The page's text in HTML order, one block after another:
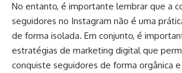
No entanto, é importante lembrar que a
seguidores no Instagram não é uma
de forma isolada. Em conjunto, é
estratégias de marketing digital que
conquiste seguidores de forma orgânica